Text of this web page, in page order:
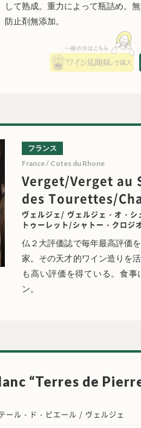
して熟成。重力によって瓶詰め。
防止剤無添加。
Verget/Verget au
des Tourettes/
ヴェルジェ/ ヴェルジェ・オ・シ
トゥーレット/シャトー・クロジ
フランス
France / Cotes du Rhone
仏２大評価誌で毎年最高評価
家。その天才的ワイン造りを
も高い評価を得ている。食事
ン。
“Terres de
ール・ド・ピエール / ヴェルジェ